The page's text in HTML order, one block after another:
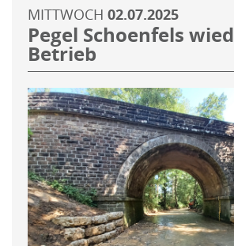
MITTWOCH 02.07.2025
Pegel Schoenfels
Betrieb